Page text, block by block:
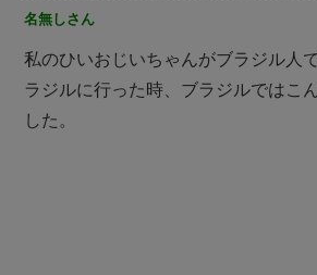
名無しさん
私のひいおじいちゃんがブラジル人
ラジルに行った時、ブラジルではこ
した。